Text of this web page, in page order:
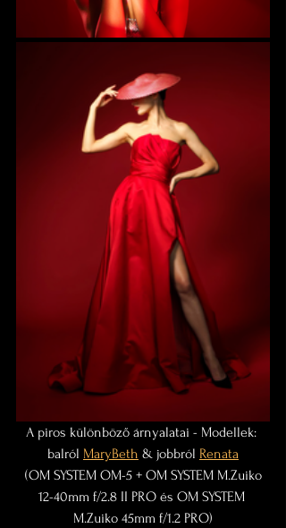
A piros különböző árnyalatai - Modellek:
balról MaryBeth & jobbról Renata
(OM SYSTEM OM-5 + OM SYSTEM M.Zuiko
12-40mm f/2.8 II PRO és OM SYSTEM
M.Zuiko 45mm f/1.2 PRO)